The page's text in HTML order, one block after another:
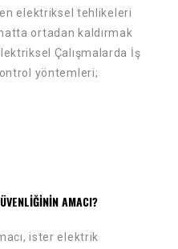
elektriksel tehlikeleri
ortadan kaldırmak
Çalışmalarda İş
yöntemleri;
AMACI?
ister elektrik